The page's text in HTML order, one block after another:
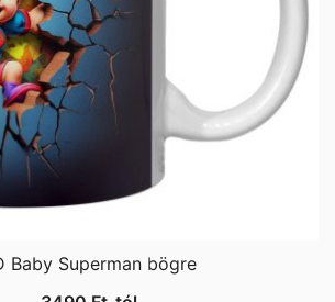
Baby Superman bögre